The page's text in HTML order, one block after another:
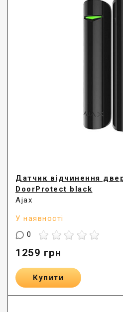
Датчик відчинення
DoorProtect black
Ajax
У наявності
0
1259 грн
Купити